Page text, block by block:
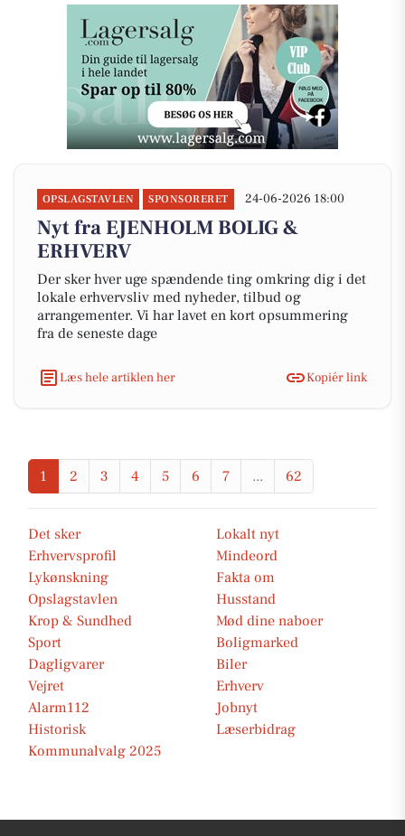
OPSLAGSTAVLEN SPONSORERET 24-06-2026 18:00
Nyt fra EJENHOLM BOLIG &
ERHVERV
Der sker hver uge spændende ting omkring dig i det
lokale erhvervsliv med nyheder, tilbud og
arrangementer. Vi har lavet en kort opsummering
fra de seneste dage
Læs hele artiklen her Kopiér link
1 2 3 4 5 6 7 ... 62
Det sker
Lokalt nyt
Erhvervsprofil
Mindeord
Lykønskning
Fakta om
Opslagstavlen
Husstand
Krop & Sundhed
Mød dine naboer
Sport
Boligmarked
Dagligvarer
Biler
Vejret
Erhverv
Alarm112
Jobnyt
Historisk
Læserbidrag
Kommunalvalg 2025